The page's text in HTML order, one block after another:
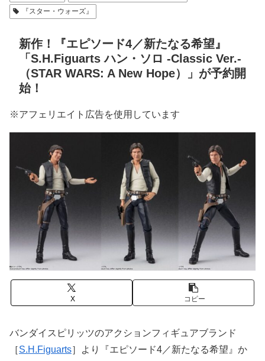
『スター・ウォーズ』
新作！『エピソード4／新たなる希望』
「S.H.Figuarts ハン・ソロ -Classic Ver.-
（STAR WARS: A New Hope）」が予約開
始！
※アフェリエイト広告を使用しています
X コピー
バンダイスピリッツのアクションフィギュアブランド
［S.H.Figuarts］より『エピソード4／新たなる希望』か